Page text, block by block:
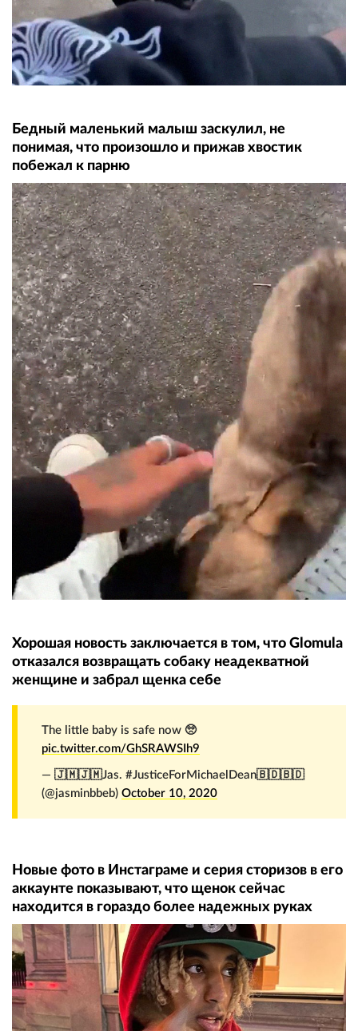
Бедный маленький малыш заскулил, не
понимая, что произошло и прижав хвостик
побежал к парню
Хорошая новость заключается в том, что Glomula
отказался возвращать собаку неадекватной
женщине и забрал щенка себе
The little baby is safe now 🥺
pic.twitter.com/GhSRAWSIh9
— 🇯🇲🇯🇲Jas. #JusticeForMichaelDean🇧🇩🇧🇩
(@jasminbbeb) October 10, 2020
Новые фото в Инстаграме и серия сторизов в его
аккаунте показывают, что щенок сейчас
находится в гораздо более надежных руках